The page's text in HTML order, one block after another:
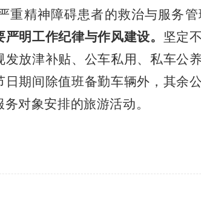
重精神障碍患者的救治与服务
严明工作纪律与作风建设。 坚定
放津补贴、公车私用、私车公
期间除值班备勤车辆外，其余
对象安排的旅游活动。